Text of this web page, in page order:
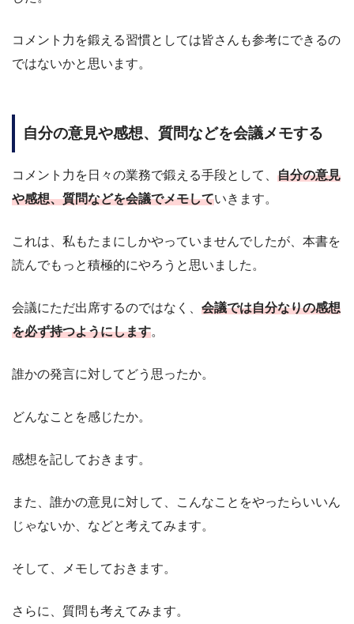
コメント力を鍛える習慣としては皆さんも参考にできるの
ではないかと思います。
自分の意見や感想、質問などを会議メモする
コメント力を日々の業務で鍛える手段として、 自分の意見
や感想、質問などを会議でメモしていきます。
これは、私もたまにしかやっていませんでしたが、本書を
読んでもっと積極的にやろうと思いました。
会議にただ出席するのではなく、 会議では自分なりの感想
を必ず持つようにします。
誰かの発言に対してどう思ったか。
どんなことを感じたか。
感想を記しておきます。
また、誰かの意見に対して、こんなことをやったらいいん
じゃないか、などと考えてみます。
そして、メモしておきます。
さらに、質問も考えてみます。